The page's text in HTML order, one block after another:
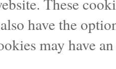
have the
may have